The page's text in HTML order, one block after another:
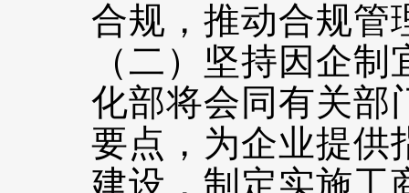
合规，推动合规管
（二）坚持因企
化部将会同有关部
要点，为企业提供
建设，制定实施工